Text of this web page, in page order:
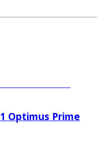
Optimus Prime